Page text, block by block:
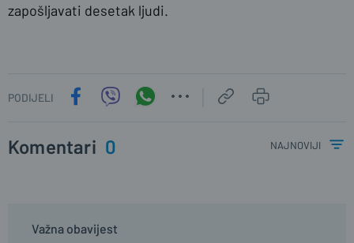
zapošljavati desetak ljudi.
PODIJELI
Komentari 0 najnoviji
Važna obavijest